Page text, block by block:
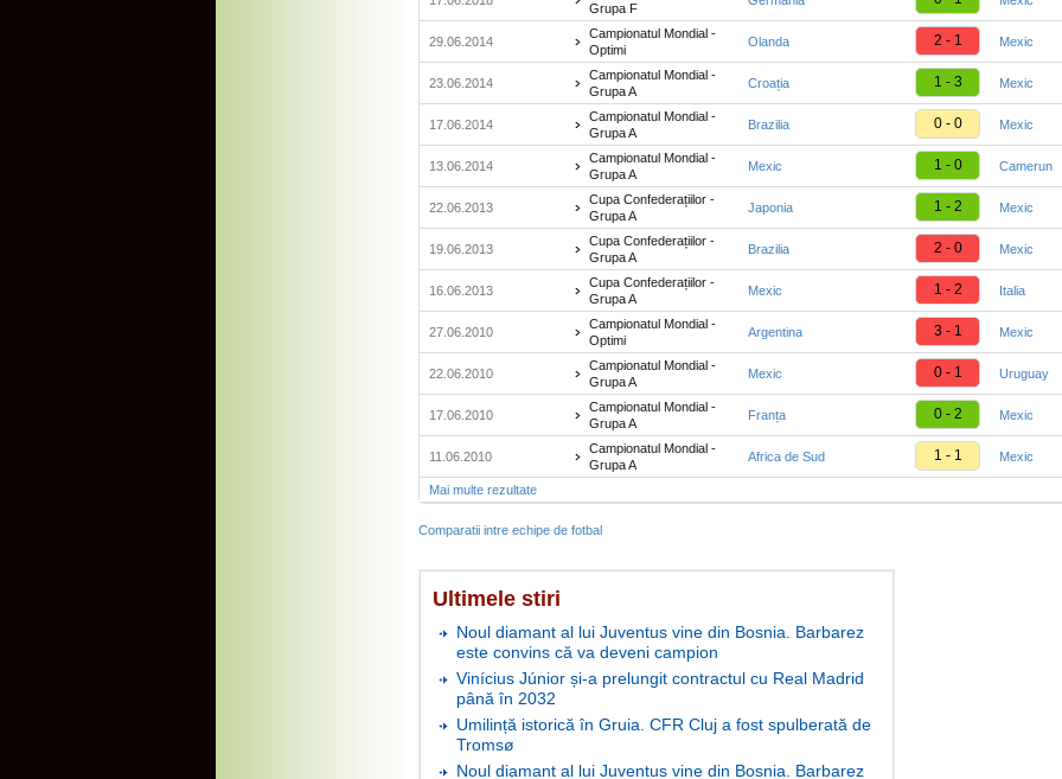
Grupa F
29.06.2014
Campionatul Mondial -
Optimi
Olanda 2 - 1 Mexic
23.06.2014
Campionatul Mondial -
Grupa A
Croația 1 - 3 Mexic
17.06.2014
Campionatul Mondial -
Grupa A
Brazilia 0 - 0 Mexic
13.06.2014
Campionatul Mondial -
Grupa A
Mexic 1 - 0 Camerun
22.06.2013
Cupa Confederațiilor -
Grupa A
Japonia 1 - 2 Mexic
19.06.2013
Cupa Confederațiilor -
Grupa A
Brazilia 2 - 0 Mexic
16.06.2013
Cupa Confederațiilor -
Grupa A
Mexic 1 - 2 Italia
27.06.2010
Campionatul Mondial -
Optimi
Argentina 3 - 1 Mexic
22.06.2010
Campionatul Mondial -
Grupa A
Mexic 0 - 1 Uruguay
17.06.2010
Campionatul Mondial -
Grupa A
Franța 0 - 2 Mexic
11.06.2010
Campionatul Mondial -
Grupa A
Africa de Sud 1 - 1 Mexic
Mai multe rezultate
Comparatii intre echipe de fotbal
Ultimele stiri
Noul diamant al lui Juventus vine din Bosnia. Barbarez
este convins că va deveni campion
Vinícius Júnior și-a prelungit contractul cu Real Madrid
până în 2032
Umilință istorică în Gruia. CFR Cluj a fost spulberată de
Tromsø
Noul diamant al lui Juventus vine din Bosnia. Barbarez